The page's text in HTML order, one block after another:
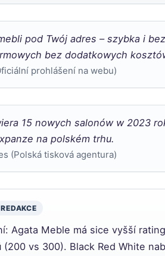
pod Twój adres – szybka i
bez dodatkowych
prohlášení na webu)
15 nowych salonów w 2023
na polském trhu.
(Polská tisková agentura)
Agata Meble má sice vyšší
(200 vs 300). Black Red White